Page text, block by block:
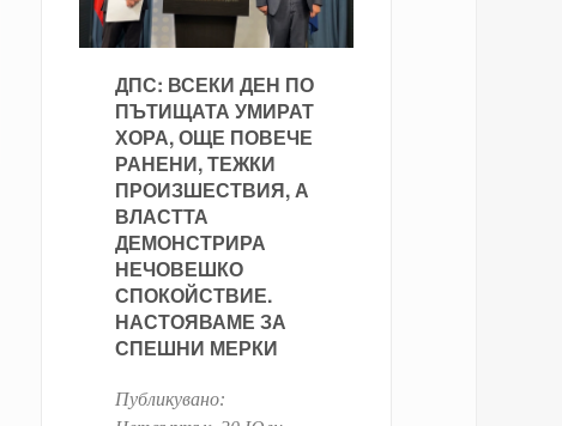
ДПС: ВСЕКИ ДЕН ПО
ПЪТИЩАТА УМИРАТ
ХОРА, ОЩЕ ПОВЕЧЕ
РАНЕНИ, ТЕЖКИ
ПРОИЗШЕСТВИЯ, А
ВЛАСТТА
ДЕМОНСТРИРА
НЕЧОВЕШКО
СПОКОЙСТВИЕ.
НАСТОЯВАМЕ ЗА
СПЕШНИ МЕРКИ
Публикувано: